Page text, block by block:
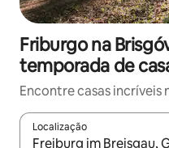
Friburgo na
temporada de
Encontre casas incríveis
Localização
Quando os resultados